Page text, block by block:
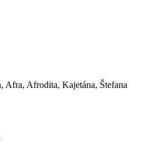
Afra, Afrodita, Kajetána, Štefana